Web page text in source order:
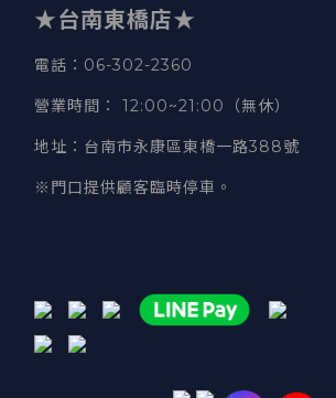
★台南東橋店★
電話 ：06-302-2360
營業時間 ： 12:00~21:00（無休）
地址 ：台南市永康區東橋一路388號
※門口提供顧客臨時停車。